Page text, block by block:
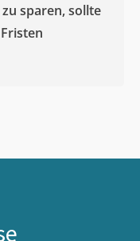
sparen, sollte